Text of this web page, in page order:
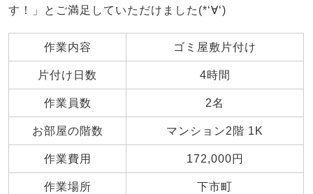
す！」とご満足していただけました(*‘∀‘)
作業内容 ゴミ屋敷片付け
片付け日数 4時間
作業員数 2名
お部屋の階数 マンション2階 1K
作業費用 172,000円
作業場所 下市町